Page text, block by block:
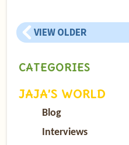
VIEW OLDER
CATEGORIES
JAJA’S WORLD
Blog
Interviews